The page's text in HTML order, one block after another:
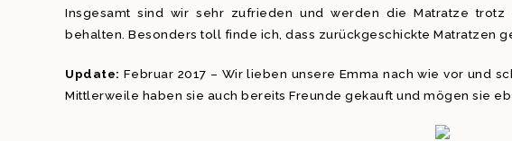
Insgesamt sind wir sehr zufrieden und werden die Matratze
behalten. Besonders toll finde ich, dass zurückgeschickte Matratzen
Update: Februar 2017 – Wir lieben unsere Emma nach wie vor und
Mittlerweile haben sie auch bereits Freunde gekauft und mögen sie